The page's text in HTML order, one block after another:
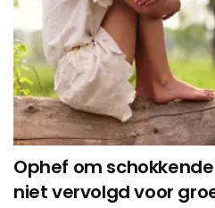
Ophef om
niet vervolgd voor